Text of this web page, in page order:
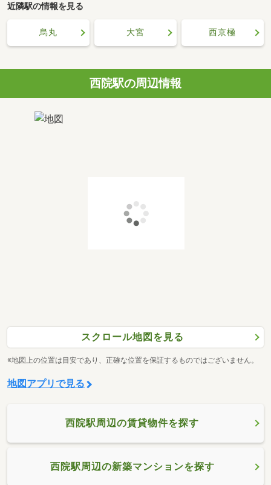
近隣駅の情報を見る
烏丸 大宮 西京極
西院駅の周辺情報
スクロール地図を見る
※地図上の位置は目安であり、正確な位置を保証するものではございません。
地図アプリで見る
西院駅周辺の賃貸物件を探す
西院駅周辺の新築マンションを探す